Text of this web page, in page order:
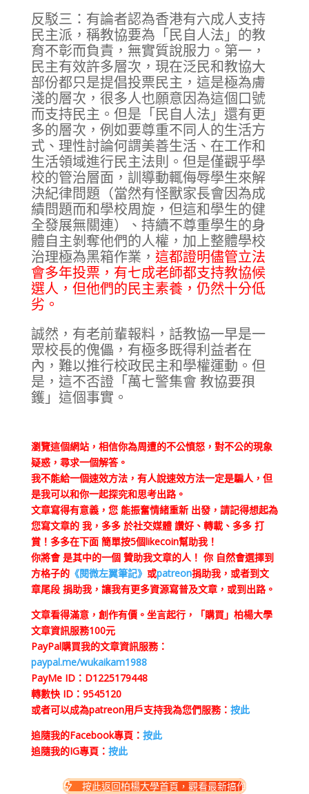
反駁三：有論者認為香港有六成人支持
民主派，稱教協要為「民自人法」的教
育不彰而負責，無實質說服力。第一，
民主有效許多層次，現在泛民和教協大
部份都只是提倡投票民主，這是極為膚
淺的層次，很多人也願意因為這個口號
而支持民主。但是「民自人法」還有更
多的層次，例如要尊重不同人的生活方
式、理性討論何謂美善生活、在工作和
生活領域進行民主法則。但是僅觀乎學
校的管治層面，訓導動輒侮辱學生來解
決紀律問題（當然有怪獸家長會因為成
績問題而和學校周旋，但這和學生的健
全發展無關連）、持續不尊重學生的身
體自主剝奪他們的人權，加上整體學校
治理極為黑箱作業， 這都證明儘管立法
會多年投票，有七成老師都支持教協候
選人，但他們的民主素養，仍然十分低
劣。
誠然，有老前輩報料，話教協一早是一
眾校長的傀儡，有極多既得利益者在
內，難以推行校政民主和學權運動。但
是，這不否證「萬七警集會 教協要孭
鑊」這個事實。
瀏覽這個網站，相信你為周遭的不公憤怒，對不公的現象
疑惑，尋求一個解答。
我不能給一個速效方法，有人說速效方法一定是騙人，但
是我可以和你一起探究和思考出路。
文章寫得有意義，您 能振奮情緒重新 出發，請記得想起為
您寫文章的 我，多多 於社交媒體 讚好、轉載、多多 打
賞！多多在下面 簡單按5個likecoin幫助我！
你將會 是其中的一個 贊助我文章的人！ 你 自然會選擇到
方格子的《閱微左翼筆記》 或patreon捐助我，或者到文
章尾段 捐助我，讓我有更多資源寫普及文章，或到出路。
文章看得滿意，創作有價。坐言起行，「購買」柏楊大學
文章資訊服務100元
PayPal購買我的文章資訊服務：
paypal.me/wukaikam1988
PayMe ID：D1225179448
轉數快 ID：9545120
或者可以成為patreon用戶支持我為您們服務： 按此
追隨我的Facebook專頁： 按此
追隨我的IG專頁： 按此
按此返回柏楊大學首頁，觀看最新搞作